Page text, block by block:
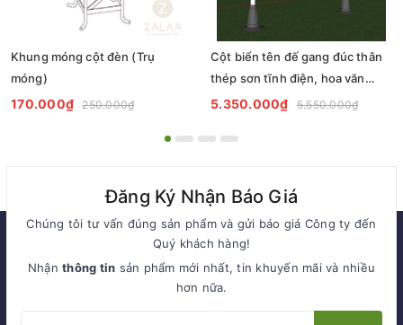
Khung móng cột đèn (Trụ
móng)
170.000₫ 250.000₫
Cột biển tên đế gang đúc thân
thép sơn tĩnh điện, hoa văn
bảng tên, chữ phản quang mã
5.350.000₫ 5.550.000₫
Đăng Ký Nhận Báo Giá
Chúng tôi tư vấn đúng sản phẩm và gửi báo giá Công ty đến
Quý khách hàng!
Nhậnthông tin sản phẩm mới nhất, tin khuyến mãi và nhiều
hơn nữa.